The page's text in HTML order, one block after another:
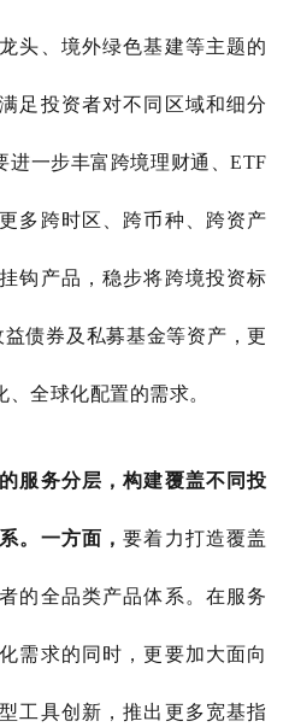
头、境外绿色基建等主题的
足投资者对不同区域和细分
进一步丰富跨境理财通、ETF
多跨时区、跨币种、跨资产
钩产品，稳步将跨境投资标
债券及私募基金等资产，更
全球化配置的需求。
服务分层，构建覆盖不同投
。一方面，要着力打造覆盖
的全品类产品体系。在服务
需求的同时，更要加大面向
工具创新，推出更多宽基指